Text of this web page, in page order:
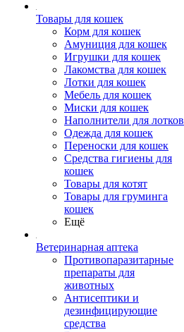
Товары для кошек
Корм для кошек
Амуниция для кошек
Игрушки для кошек
Лакомства для кошек
Лотки для кошек
Мебель для кошек
Миски для кошек
Наполнители для лотков
Одежда для кошек
Переноски для кошек
Средства гигиены для
кошек
Товары для котят
Товары для груминга
кошек
Ещё
Ветеринарная аптека
Противопаразитарные
препараты для
животных
Антисептики и
дезинфицирующие
средства